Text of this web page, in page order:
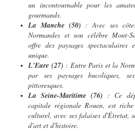
un incontournable pour les
gourmands.
La Manche (50) : Avec ses
Normandes et son célèbre Mont-
offre des paysages spectaculaires
unique.
L'Eure (27) : Entre Paris et la
par ses paysages bucoliques,
pittoresques.
La Seine-Maritime (76) : Ce
capitale régionale Rouen, est
culturel, avec ses falaises d'Étretat,
d'art et d'histoire.